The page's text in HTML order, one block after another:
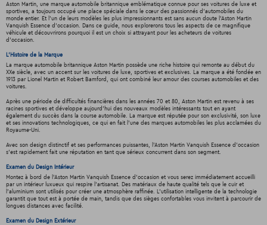
Aston Martin, une marque automobile britannique emblématique connue pour ses voitures de luxe et
sportives, a toujours occupé une place spéciale dans le cœur des passionnés d'automobiles du
monde entier. Et l'un de leurs modèles les plus impressionnants est sans aucun doute l'Aston Martin
Vanquish Essence d'occasion. Dans ce guide, nous explorerons tous les aspects de ce magnifique
véhicule et découvrirons pourquoi il est un choix si attrayant pour les acheteurs de voitures
d'occasion.
L'Histoire de la Marque
La marque automobile britannique Aston Martin possède une riche histoire qui remonte au début du
XXe siècle, avec un accent sur les voitures de luxe, sportives et exclusives. La marque a été fondée en
1913 par Lionel Martin et Robert Bamford, qui ont combiné leur amour des courses automobiles et des
voitures.
Après une période de difficultés financières dans les années 70 et 80, Aston Martin est revenu à ses
racines sportives et développe aujourd'hui des nouveaux modèles intéressants tout en ayant
également du succès dans la course automobile. La marque est réputée pour son exclusivité, son luxe
et ses innovations technologiques, ce qui en fait l'une des marques automobiles les plus acclamées du
Royaume-Uni.
Avec son design distinctif et ses performances puissantes, l’Aston Martin Vanquish Essence d'occasion
s'est rapidement fait une réputation en tant que sérieux concurrent dans son segment.
Examen du Design Intérieur
Montez à bord de l'Aston Martin Vanquish Essence d'occasion et vous serez immédiatement accueilli
par un intérieur luxueux qui respire l'artisanat. Des matériaux de haute qualité tels que le cuir et
l'aluminium sont utilisés pour créer une atmosphère raffinée. L'utilisation intelligente de la technologie
garantit que tout est à portée de main, tandis que des sièges confortables vous invitent à parcourir de
longues distances avec facilité.
Examen du Design Extérieur